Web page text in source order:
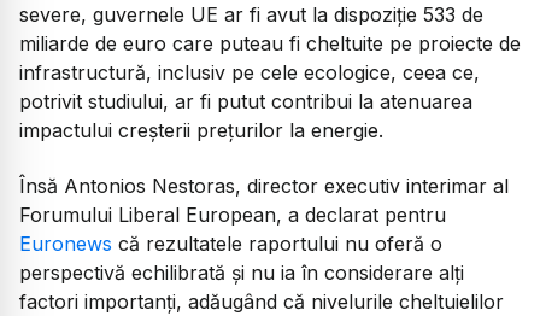
severe, guvernele UE ar fi avut la dispoziție 533 de
miliarde de euro care puteau fi cheltuite pe proiecte de
infrastructură, inclusiv pe cele ecologice, ceea ce,
potrivit studiului, ar fi putut contribui la atenuarea
impactului creșterii prețurilor la energie.
Însă Antonios Nestoras, director executiv interimar al
Forumului Liberal European, a declarat pentru
Euronews că rezultatele raportului nu oferă o
perspectivă echilibrată și nu ia în considerare alți
factori importanți, adăugând că nivelurile cheltuielilor